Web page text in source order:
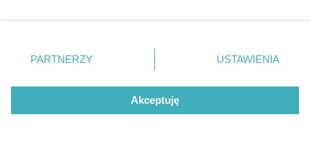
zmienić/wycofać klikając przycisk ustawień prywatności
znajdujący się w lewym dolnym rogu strony
. Niektóre
użytkownika, ale masz prawo sprzeciwić się takiemu
przetwarzaniu. Preferencje będą miały zastosowania tylko
PARTNERZY USTAWIENIA
Akceptuję